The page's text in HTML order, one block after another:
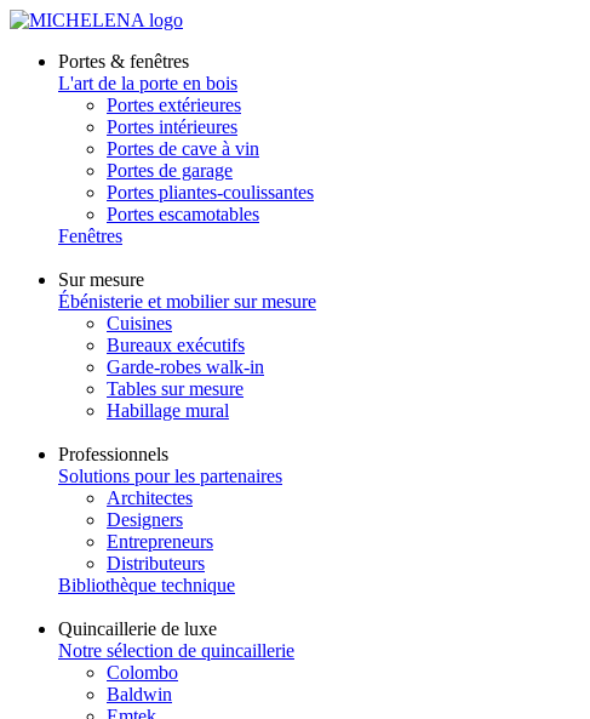
Portes & fenêtres
L'art de la porte en bois
Portes extérieures
Portes intérieures
Portes de cave à vin
Portes de garage
Portes pliantes-coulissantes
Portes escamotables
Fenêtres
Sur mesure
Ébénisterie et mobilier sur mesure
Cuisines
Bureaux exécutifs
Garde-robes walk-in
Tables sur mesure
Habillage mural
Professionnels
Solutions pour les partenaires
Architectes
Designers
Entrepreneurs
Distributeurs
Bibliothèque technique
Quincaillerie de luxe
Notre sélection de quincaillerie
Colombo
Baldwin